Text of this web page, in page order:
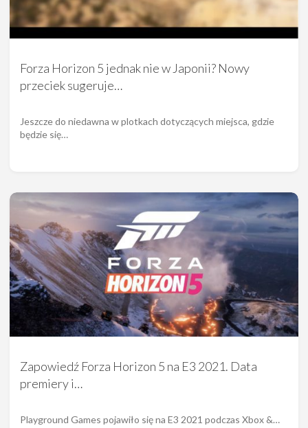
Forza Horizon 5 jednak nie w Japonii? Nowy
przeciek sugeruje…
Jeszcze do niedawna w plotkach dotyczących miejsca, gdzie
będzie się…
Zapowiedź Forza Horizon 5 na E3 2021. Data
premiery i…
Playground Games pojawiło się na E3 2021 podczas Xbox &…